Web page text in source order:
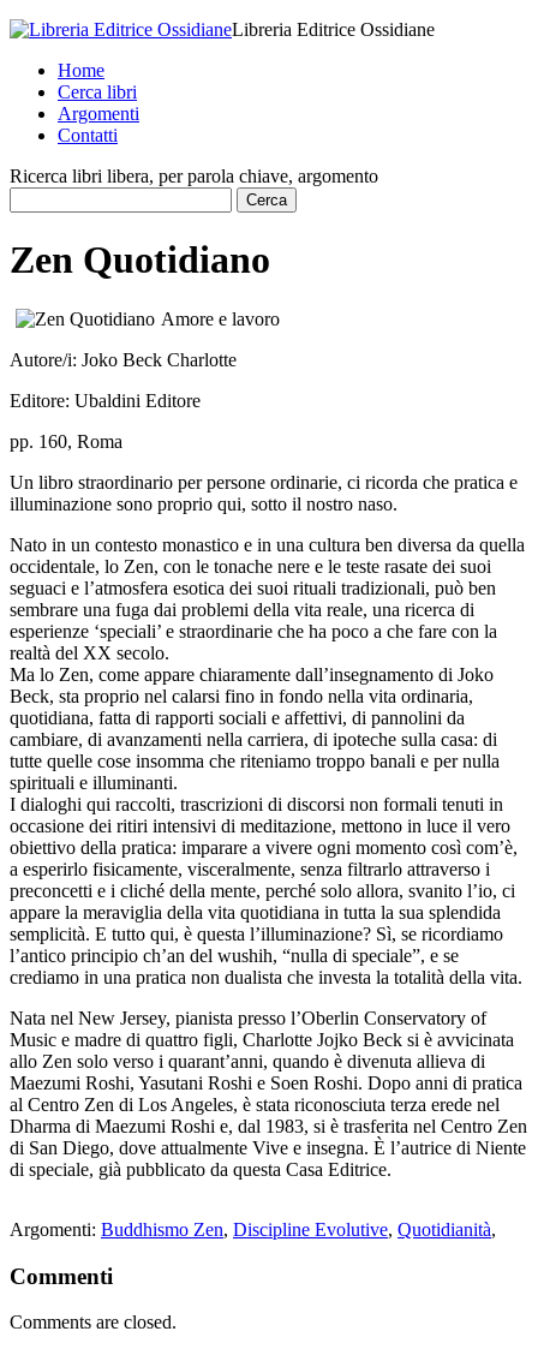
Libreria Editrice Ossidiane
Home
Cerca libri
Argomenti
Contatti
Ricerca libri libera, per parola chiave, argomento
Zen Quotidiano
Amore e lavoro
Autore/i: Joko Beck Charlotte
Editore: Ubaldini Editore
pp. 160, Roma
Un libro straordinario per persone ordinarie, ci ricorda che pratica e
illuminazione sono proprio qui, sotto il nostro naso.
Nato in un contesto monastico e in una cultura ben diversa da quella
occidentale, lo Zen, con le tonache nere e le teste rasate dei suoi
seguaci e l’atmosfera esotica dei suoi rituali tradizionali, può ben
sembrare una fuga dai problemi della vita reale, una ricerca di
esperienze ‘speciali’ e straordinarie che ha poco a che fare con la
realtà del XX secolo.
Ma lo Zen, come appare chiaramente dall’insegnamento di Joko
Beck, sta proprio nel calarsi fino in fondo nella vita ordinaria,
quotidiana, fatta di rapporti sociali e affettivi, di pannolini da
cambiare, di avanzamenti nella carriera, di ipoteche sulla casa: di
tutte quelle cose insomma che riteniamo troppo banali e per nulla
spirituali e illuminanti.
I dialoghi qui raccolti, trascrizioni di discorsi non formali tenuti in
occasione dei ritiri intensivi di meditazione, mettono in luce il vero
obiettivo della pratica: imparare a vivere ogni momento così com’è,
a esperirlo fisicamente, visceralmente, senza filtrarlo attraverso i
preconcetti e i cliché della mente, perché solo allora, svanito l’io, ci
appare la meraviglia della vita quotidiana in tutta la sua splendida
semplicità. E tutto qui, è questa l’illuminazione? Sì, se ricordiamo
l’antico principio ch’an del wushih, “nulla di speciale”, e se
crediamo in una pratica non dualista che investa la totalità della vita.
Nata nel New Jersey, pianista presso l’Oberlin Conservatory of
Music e madre di quattro figli, Charlotte Jojko Beck si è avvicinata
allo Zen solo verso i quarant’anni, quando è divenuta allieva di
Maezumi Roshi, Yasutani Roshi e Soen Roshi. Dopo anni di pratica
al Centro Zen di Los Angeles, è stata riconosciuta terza erede nel
Dharma di Maezumi Roshi e, dal 1983, si è trasferita nel Centro Zen
di San Diego, dove attualmente Vive e insegna. È l’autrice di Niente
di speciale, già pubblicato da questa Casa Editrice.
Argomenti: Buddhismo Zen, Discipline Evolutive, Quotidianità,
Commenti
Comments are closed.